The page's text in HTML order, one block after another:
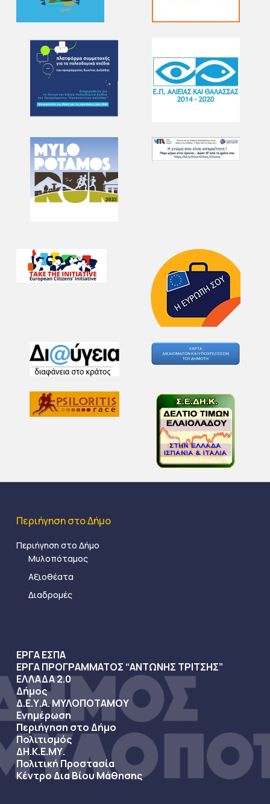
Περιήγηση στο Δήμο
Περιήγηση στο Δήμο
Μυλοπόταμος
Αξιοθέατα
Διαδρομές
ΕΡΓΑ ΕΣΠΑ
ΕΡΓΑ ΠΡΟΓΡΑΜΜΑΤΟΣ “ΑΝΤΩΝΗΣ ΤΡΙΤΣΗΣ”
ΕΛΛΑΔΑ 2.0
Δήμος
Δ.Ε.Υ.Α. ΜΥΛΟΠΟΤΑΜΟΥ
Ενημέρωση
Περιήγηση στο Δήμο
Πολιτισμός
ΔΗ.Κ.Ε.ΜΥ.
Πολιτική Προστασία
Κέντρο Δια Βίου Μάθησης